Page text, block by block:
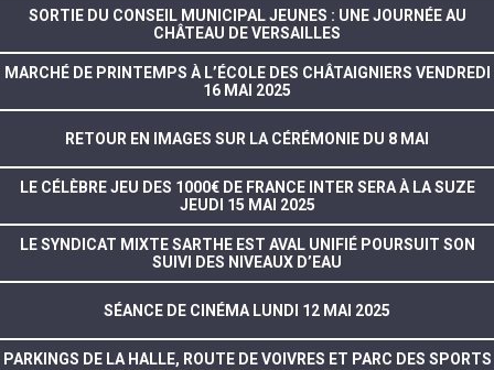
SORTIE DU CONSEIL MUNICIPAL JEUNES : UNE JOURNÉE AU
CHÂTEAU DE VERSAILLES
MARCHÉ DE PRINTEMPS À L’ÉCOLE DES CHÂTAIGNIERS VENDREDI
16 MAI 2025
RETOUR EN IMAGES SUR LA CÉRÉMONIE DU 8 MAI
LE CÉLÈBRE JEU DES 1000€ DE FRANCE INTER SERA À LA SUZE
JEUDI 15 MAI 2025
LE SYNDICAT MIXTE SARTHE EST AVAL UNIFIÉ POURSUIT SON
SUIVI DES NIVEAUX D’EAU
SÉANCE DE CINÉMA LUNDI 12 MAI 2025
PARKINGS DE LA HALLE, ROUTE DE VOIVRES ET PARC DES SPORTS